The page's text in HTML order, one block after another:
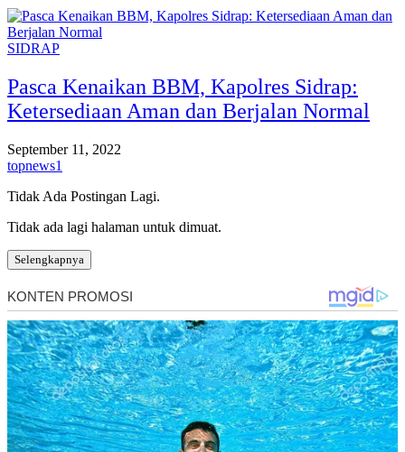
SIDRAP
Pasca Kenaikan BBM, Kapolres Sidrap:
Ketersediaan Aman dan Berjalan Normal
September 11, 2022
topnews1
Tidak Ada Postingan Lagi.
Tidak ada lagi halaman untuk dimuat.
Selengkapnya